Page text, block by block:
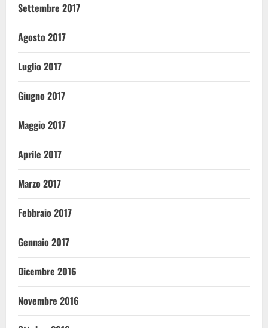
Settembre 2017
Agosto 2017
Luglio 2017
Giugno 2017
Maggio 2017
Aprile 2017
Marzo 2017
Febbraio 2017
Gennaio 2017
Dicembre 2016
Novembre 2016